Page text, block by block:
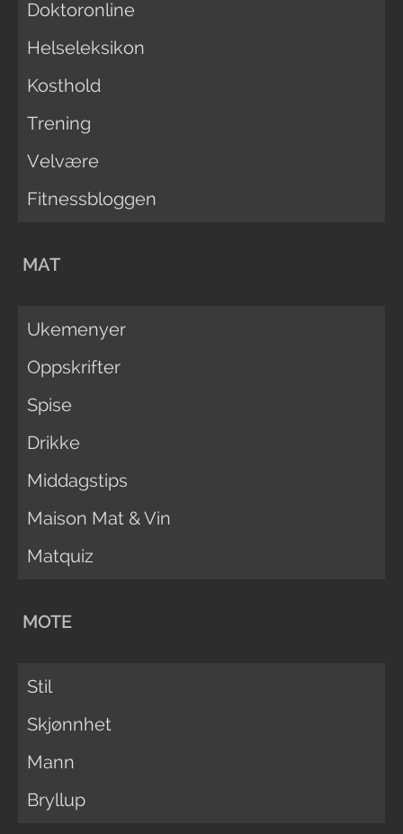
Doktoronline
Helseleksikon
Kosthold
Trening
Velvære
Fitnessbloggen
MAT
Ukemenyer
Oppskrifter
Spise
Drikke
Middagstips
Maison Mat & Vin
Matquiz
MOTE
Stil
Skjønnhet
Mann
Bryllup